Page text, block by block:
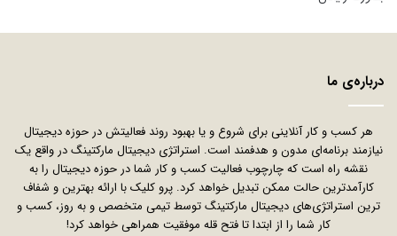
درباره‌ی ما
هر کسب و کار آنلاینی برای شروع و یا بهبود روند فعالیتش در حوزه دیجیتال
نیازمند برنامه‌ای مدون و هدفمند است. استراتژی دیجیتال مارکتینگ در واقع یک
نقشه راه است که چارچوب فعالیت کسب و کار شما در حوزه دیجیتال را به
کارآمدترین حالت ممکن تبدیل خواهد کرد. پرو کلیک با ارائه بهترین و شفاف
ترین استراتژی‌های دیجیتال مارکتینگ توسط تیمی متخصص و به روز، کسب و
کار شما را از ابتدا تا فتح قله موفقیت همراهی خواهد کرد!